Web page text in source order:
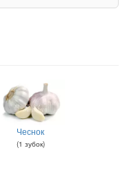
Чеснок
(1 зубок)